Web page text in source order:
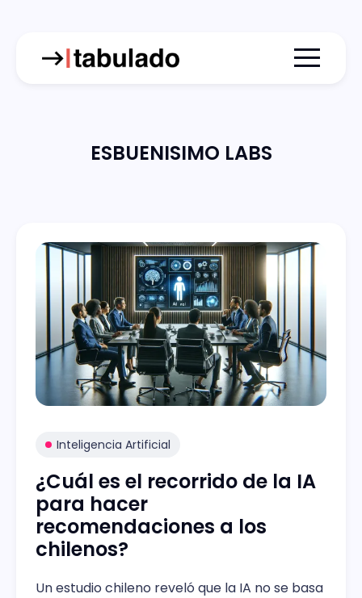
Menu
ESBUENISIMO LABS
Inteligencia Artificial
¿Cuál es el recorrido de la IA
para hacer
recomendaciones a los
chilenos?
Un estudio chileno reveló que la IA no se basa